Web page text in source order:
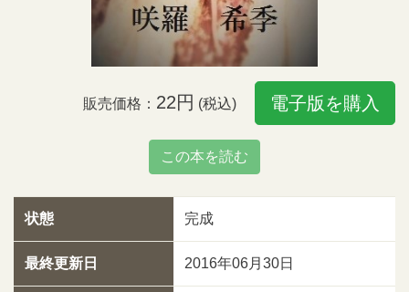
販売価格： 22円 (税込) 電子版を購入
この本を読む
状態 完成
最終更新日 2016年06月30日